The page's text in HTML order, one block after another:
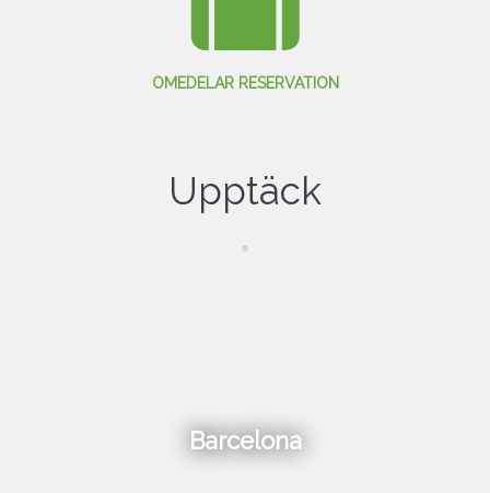
OMEDELAR RESERVATION
Upptäck
Barcelona